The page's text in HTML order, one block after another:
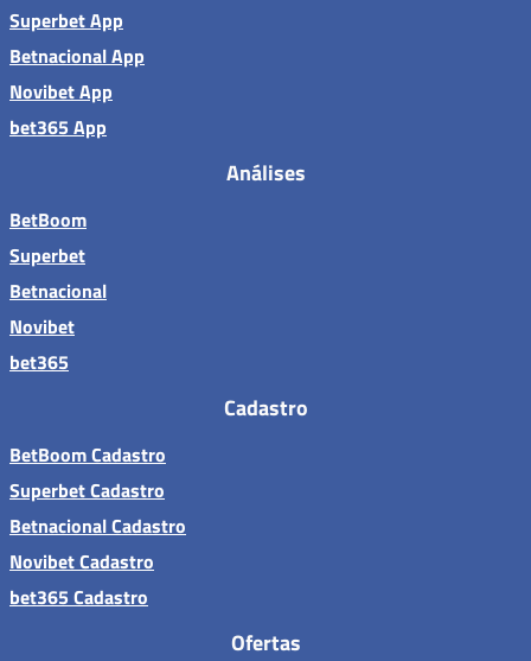
Superbet App
Betnacional App
Novibet App
bet365 App
Análises
BetBoom
Superbet
Betnacional
Novibet
bet365
Cadastro
BetBoom Cadastro
Superbet Cadastro
Betnacional Cadastro
Novibet Cadastro
bet365 Cadastro
Ofertas